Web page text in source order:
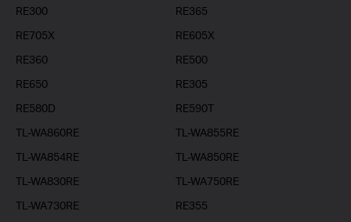
RE300
RE365
RE705X
RE605X
RE360
RE500
RE650
RE305
RE580D
RE590T
TL-WA860RE
TL-WA855RE
TL-WA854RE
TL-WA850RE
TL-WA830RE
TL-WA750RE
TL-WA730RE
RE355